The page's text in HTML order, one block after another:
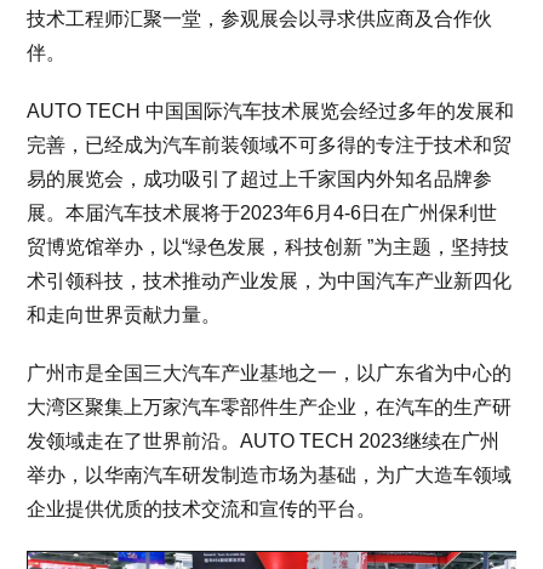
技术工程师汇聚一堂，参观展会以寻求供应商及合作伙
伴。
AUTO TECH 中国国际汽车技术展览会经过多年的发展和
完善，已经成为汽车前装领域不可多得的专注于技术和贸
易的展览会，成功吸引了超过上千家国内外知名品牌参
展。本届汽车技术展将于2023年6月4-6日在广州保利世
贸博览馆举办，以“绿色发展，科技创新 ”为主题，坚持技
术引领科技，技术推动产业发展，为中国汽车产业新四化
和走向世界贡献力量。
广州市是全国三大汽车产业基地之一，以广东省为中心的
大湾区聚集上万家汽车零部件生产企业，在汽车的生产研
发领域走在了世界前沿。AUTO TECH 2023继续在广州
举办，以华南汽车研发制造市场为基础，为广大造车领域
企业提供优质的技术交流和宣传的平台。